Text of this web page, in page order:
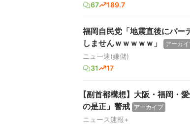
67
189.7
福岡自民党「地震直後にパー
しませんｗｗｗｗｗ」
アーカ
ニュー速(嫌儲)
31
17
【副首都構想】大阪・福岡・
の是正」警戒 アーカイブ
ニュース速報+